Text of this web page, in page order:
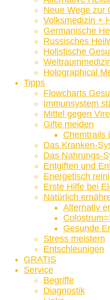
Neue Wege zur
Volksmedizin +
Germanische
Russisches
Holistische
Holographical
Tipps
Flowcharts
Immunsystem
Mittel gegen
Gifte meiden
Chemtrails
Das Kranken-
Das Nahrungs-
Entgiften und
Energetisch
Erste Hilfe bei
Natürlich
Alternativ
Gesunde
Stress meistern
Entschleunigen
GRATIS
Service
Begriffe
Diagnostik